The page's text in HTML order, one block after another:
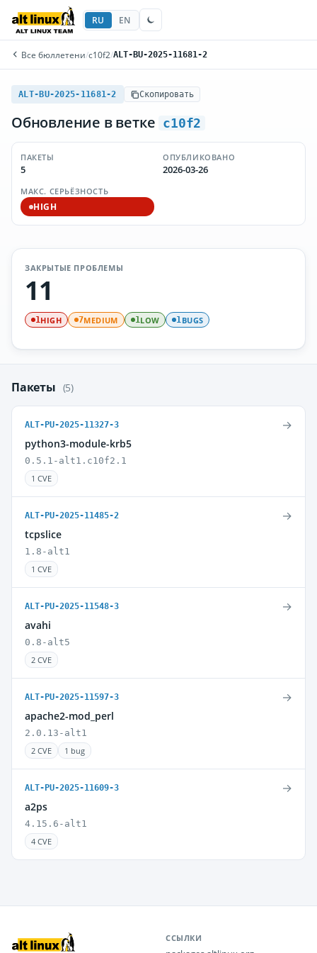
RU EN
Все бюллетени/c10f2/ALT-BU-2025-11681-2
ALT-BU-2025-11681-2 Скопировать
Обновление в ветке c10f2
ПАКЕТЫ
5
ОПУБЛИКОВАНО
2026-03-26
МАКС. СЕРЬЁЗНОСТЬ
HIGH
ЗАКРЫТЫЕ ПРОБЛЕМЫ
11
1HIGH 7MEDIUM 1LOW 1BUGS
Пакеты (5)
ALT-PU-2025-11327-3
python3-module-krb5
0.5.1-alt1.c10f2.1
1 CVE
→
ALT-PU-2025-11485-2
tcpslice
1.8-alt1
1 CVE
→
ALT-PU-2025-11548-3
avahi
0.8-alt5
2 CVE
→
ALT-PU-2025-11597-3
apache2-mod_perl
2.0.13-alt1
2 CVE
1 bug
→
ALT-PU-2025-11609-3
a2ps
4.15.6-alt1
4 CVE
→
ССЫЛКИ